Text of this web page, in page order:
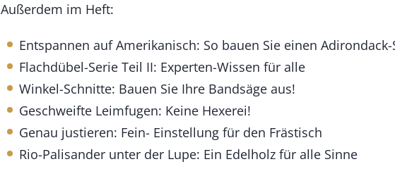
b
e
r
2
0
2
M
Außerdem im Heft:
Entspannen auf Amerikanisch: So bauen Sie einen Adirondack-
Flachdübel-Serie Teil II: Experten-Wissen für alle
Winkel-Schnitte: Bauen Sie Ihre Bandsäge aus!
Geschweifte Leimfugen: Keine Hexerei!
Genau justieren: Fein- Einstellung für den Frästisch
Rio-Palisander unter der Lupe: Ein Edelholz für alle Sinne